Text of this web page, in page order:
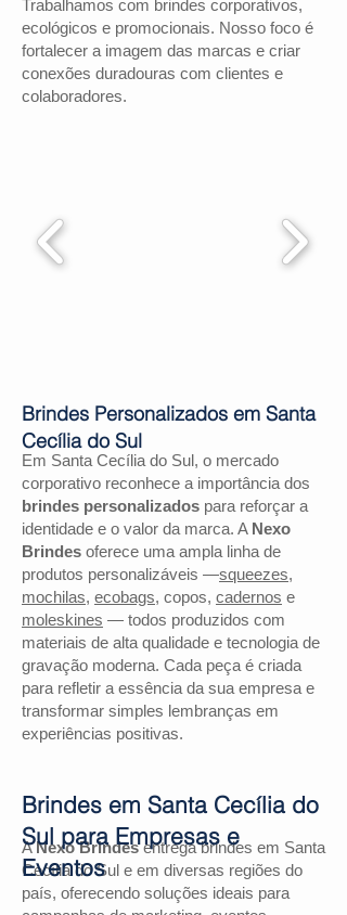
Trabalhamos com brindes corporativos,
ecológicos e promocionais. Nosso foco é
fortalecer a imagem das marcas e criar
conexões duradouras com clientes e
colaboradores.
Em Santa Cecília do Sul, o mercado
corporativo reconhece a importância dos
brindes personalizados para reforçar a
identidade e o valor da marca. A Nexo
Brindes oferece uma ampla linha de
produtos personalizáveis —squeezes,
mochilas, ecobags, copos, cadernos e
moleskines — todos produzidos com
materiais de alta qualidade e tecnologia de
gravação moderna. Cada peça é criada
para refletir a essência da sua empresa e
transformar simples lembranças em
experiências positivas.
ANexo Brindesentrega brindes em Santa
Cecília do Sul e em diversas regiões do
país, oferecendo soluções ideais para
Brindes Personalizados em Santa
Cecília do Sul
Brindes em Santa Cecília do
Sul para Empresas e
Eventos